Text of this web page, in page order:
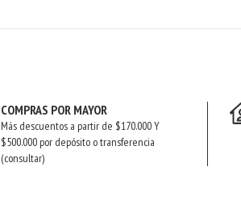
COMPRAS POR MAYOR
Más descuentos a partir de $170.000 Y
$500.000 por depósito o transferencia
(consultar)